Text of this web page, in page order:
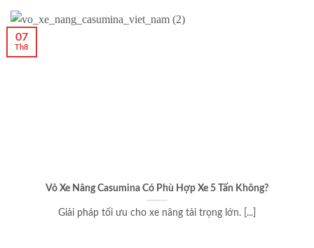
Vỏ Xe Nâng Casumina Có Phù Hợp Xe 5 Tấn Không?
Giải pháp tối ưu cho xe nâng tải trọng lớn. [...]
07
Th8